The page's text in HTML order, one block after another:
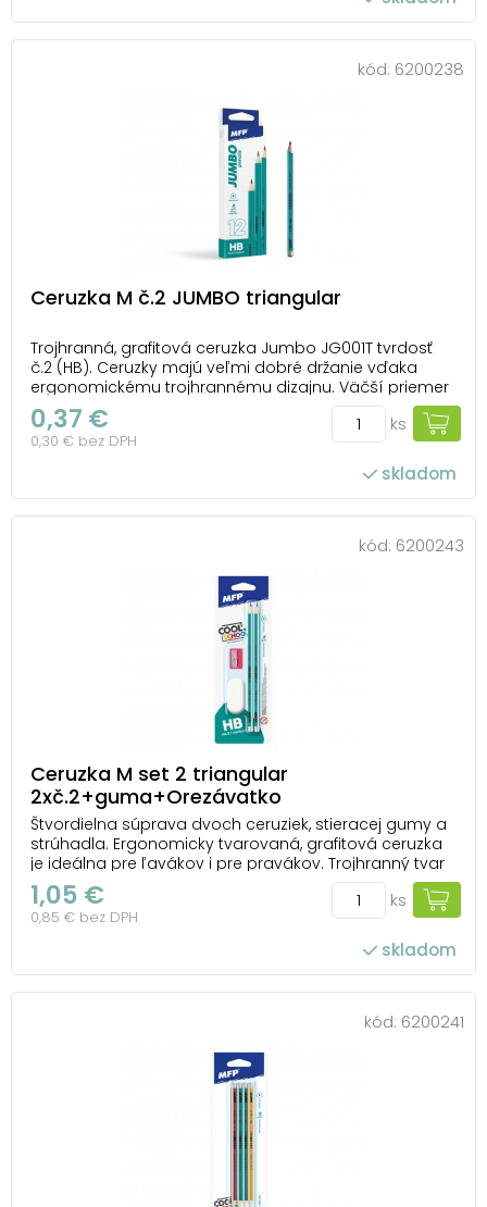
kód: 6200238
Ceruzka M č.2 JUMBO triangular
Trojhranná, grafitová ceruzka Jumbo JG001T tvrdosť
č.2 (HB). Ceruzky majú veľmi dobré držanie vďaka
ergonomickému trojhrannému dizajnu. Väčší priemer
ceruzky zaručuje pohodlné uchopenie aj menším
deťom. Na výrobu bolo použité vysoko kvalitné drevo,
preto sa dajú bez problémov strúhať. Tuhy v týc...
0,37 €
0,30 € bez DPH
ks
skladom
kód: 6200243
Ceruzka M set 2 triangular
2xč.2+guma+Orezávatko
Štvordielna súprava dvoch ceruziek, stieracej gumy a
strúhadla. Ergonomicky tvarovaná, grafitová ceruzka
je ideálna pre ľavákov i pre pravákov. Trojhranný tvar
ceruzky je zásadný pre polohu prstov, zaisťuje
uvoľnené držanie. 2 ks ceruzky č.2 – výborné na bežné
písanie, kreslenie a unierzálne p...
1,05 €
0,85 € bez DPH
ks
skladom
kód: 6200241